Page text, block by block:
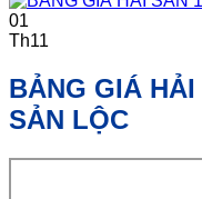
01
Th11
BẢNG GIÁ HẢI
SẢN LỘC